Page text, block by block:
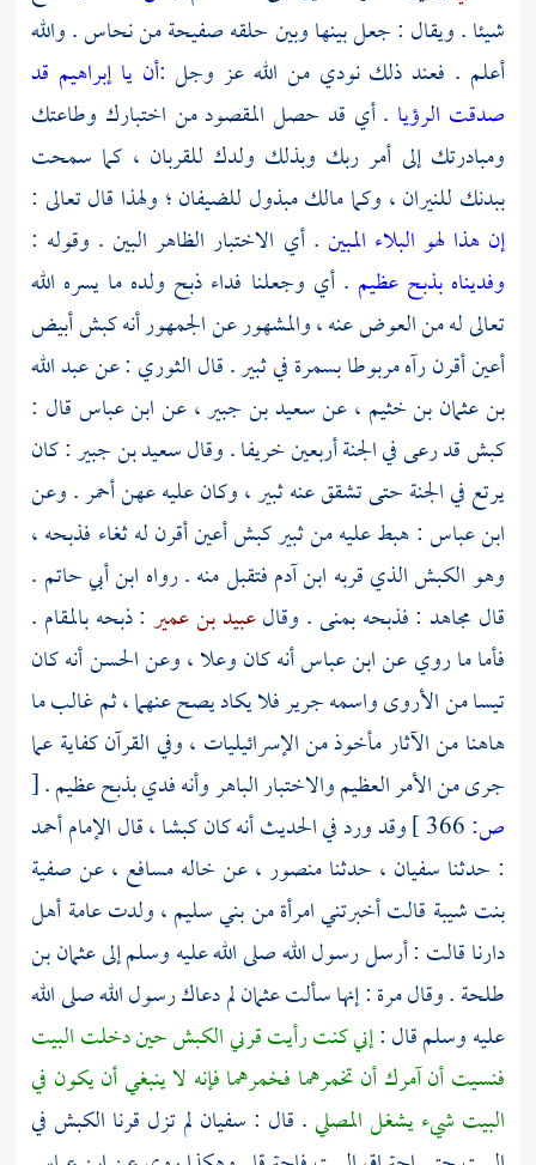
شيئا . ويقال : جعل بينها وبين حلقه صفيحة من نحاس . والله
أعلم . فعند ذلك نودي من الله عز وجل :أن يا إبراهيم قد
صدقت الرؤيا . أي قد حصل المقصود من اختبارك وطاعتك
ومبادرتك إلى أمر ربك وبذلك ولدك للقربان ، كما سمحت
ببدنك للنيران ، وكما مالك مبذول للضيفان ؛ ولهذا قال تعالى :
إن هذا لهو البلاء المبين . أي الاختبار الظاهر البين . وقوله :
وفديناه بذبح عظيم . أي وجعلنا فداء ذبح ولده ما يسره الله
تعالى له من العوض عنه ، والمشهور عن الجمهور أنه كبش أبيض
أعين أقرن رآه مربوطا بسمرة في ثبير . قالالثوري : عنعبد الله
بن عثمان بن خثيم ، عنسعيد بن جبير، عنابن عباسقال :
كبش قد رعى في الجنة أربعين خريفا . وقالسعيد بن جبير: كان
يرتع في الجنة حتى تشقق عنه ثبير ، وكان عليه عهن أحمر . وعن
ابن عباس: هبط عليه منثبيركبش أعين أقرن له ثغاء فذبحه ،
وهو الكبش الذي قربه ابن آدم فتقبل منه . رواه ابن أبي حاتم .
قال مجاهد : فذبحه بمنى . وقالعبيد بن عمير : ذبحهبالمقام .
فأما ما روي عنابن عباسأنه كان وعلا ، وعنالحسنأنه كان
تيسا من الأروى واسمهجريرفلا يكاد يصح عنهما ، ثم غالب ما
هاهنا من الآثار مأخوذ من الإسرائيليات ، وفي القرآن كفاية عما
جرى من الأمر العظيم والاختبار الباهر وأنه فدي بذبح عظيم .[
ص:
وقد ورد في الحديث أنه كان كبشا ، قال الإمامأحمد
: حدثنا سفيان ، حدثنامنصور، عن خالهمسافع ، عنصفية
بنت شيبة قالت أخبرتني امرأة منبني سليم، ولدت عامة أهل
دارنا قالت : أرسل رسول الله صلى الله عليه وسلم إلىعثمان بن
طلحة. وقال مرة : إنها سألتعثمانلم دعاك رسول الله صلى الله
عليه وسلم قال :إني كنت رأيت قرني الكبش حين دخلت البيت
فنسيت أن آمرك أن تخمرهما فخمرهما فإنه لا ينبغي أن يكون في
البيت شيء يشغل المصلي. قال : سفيان لم تزل قرنا الكبش في